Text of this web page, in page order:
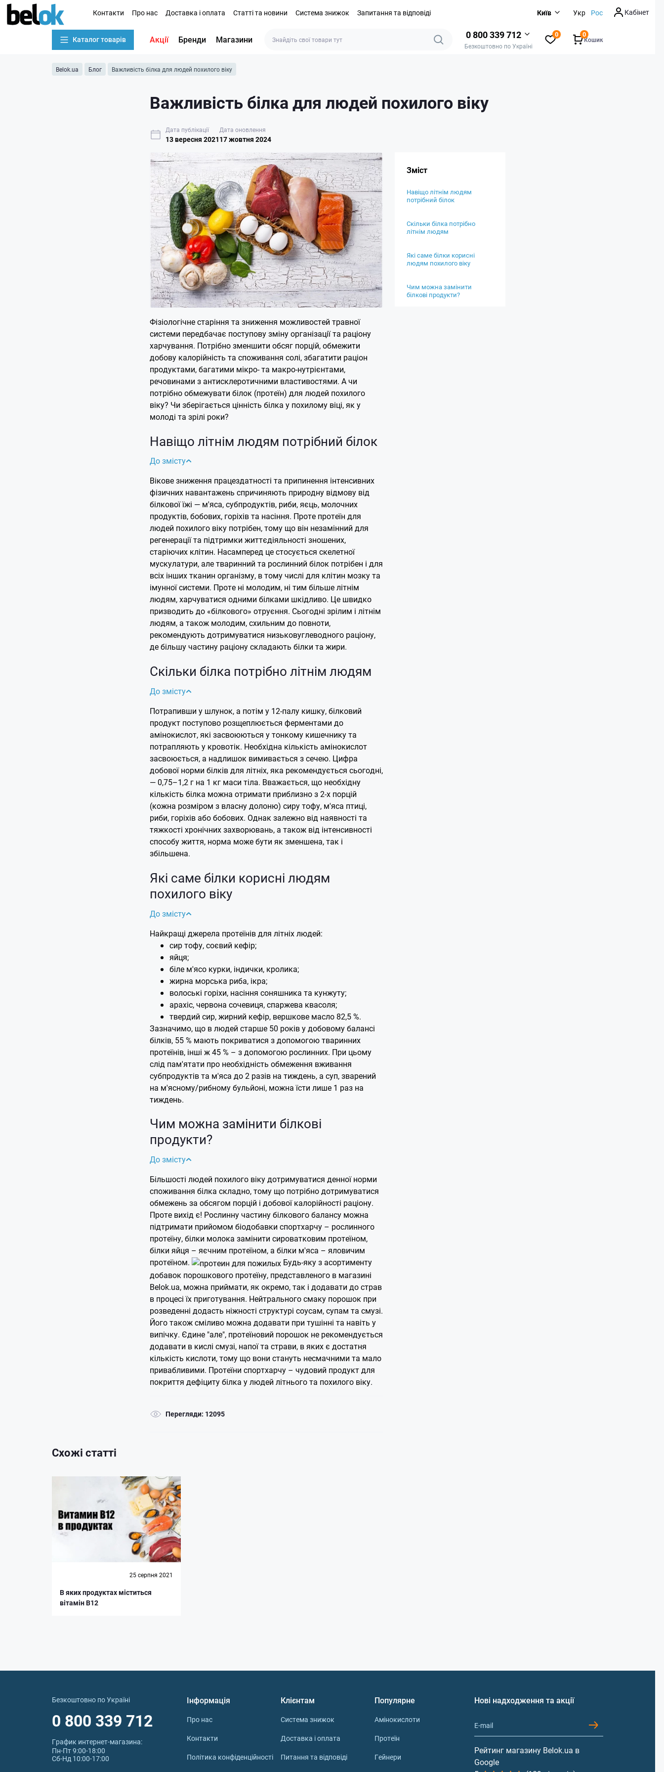
Контакти Про нас Доставка і оплата Статті та новини Система знижок Запитання та відповіді Київ Укр Рос Кабінет
Каталог товарів Акції Бренди Магазини 0 800 339 712
Безкоштовно по Україні
0
Кошик
0
Belok.ua Блог Важливість білка для людей похилого віку
Важливість білка для людей похилого віку
Дата публікації
13 вересня 2021
Дата оновлення
17 жовтня 2024
Фізіологічне старіння та зниження можливостей травної
системи передбачає поступову зміну організації та раціону
харчування. Потрібно зменшити обсяг порцій, обмежити
добову калорійність та споживання солі, збагатити раціон
продуктами, багатими мікро- та макро-нутрієнтами,
речовинами з антисклеротичними властивостями. А чи
потрібно обмежувати білок (протеїн) для людей похилого
віку? Чи зберігається цінність білка у похилому віці, як у
молоді та зрілі роки?
Навіщо літнім людям потрібний білок
До змісту
Вікове зниження працездатності та припинення інтенсивних
фізичних навантажень спричиняють природну відмову від
білкової їжі — м'яса, субпродуктів, риби, яєць, молочних
продуктів, бобових, горіхів та насіння. Проте протеїн для
людей похилого віку потрібен, тому що він незамінний для
регенерації та підтримки життєдіяльності зношених,
старіючих клітин. Насамперед це стосується скелетної
мускулатури, але тваринний та рослинний білок потрібен і для
всіх інших тканин організму, в тому числі для клітин мозку та
імунної системи. Проте ні молодим, ні тим більше літнім
людям, харчуватися одними білками шкідливо. Це швидко
призводить до «білкового» отруєння. Сьогодні зрілим і літнім
людям, а також молодим, схильним до повноти,
рекомендують дотримуватися низьковуглеводного раціону,
де більшу частину раціону складають білки та жири.
Скільки білка потрібно літнім людям
До змісту
Потрапивши у шлунок, а потім у 12-палу кишку, білковий
продукт поступово розщеплюється ферментами до
амінокислот, які засвоюються у тонкому кишечнику та
потрапляють у кровотік. Необхідна кількість амінокислот
засвоюється, а надлишок вимивається з сечею. Цифра
добової норми білків для літніх, яка рекомендується сьогодні,
— 0,75–1,2 г на 1 кг маси тіла. Вважається, що необхідну
кількість білка можна отримати приблизно з 2-х порцій
(кожна розміром з власну долоню) сиру тофу, м'яса птиці,
риби, горіхів або бобових. Однак залежно від наявності та
тяжкості хронічних захворювань, а також від інтенсивності
способу життя, норма може бути як зменшена, так і
збільшена.
Які саме білки корисні людям
похилого віку
До змісту
Найкращі джерела протеїнів для літніх людей:
сир тофу, соєвий кефір;
яйця;
біле м'ясо курки, індички, кролика;
жирна морська риба, ікра;
волоські горіхи, насіння соняшника та кунжуту;
арахіс, червона сочевиця, спаржева квасоля;
твердий сир, жирний кефір, вершкове масло 82,5 %.
Зазначимо, що в людей старше 50 років у добовому балансі
білків, 55 % мають покриватися з допомогою тваринних
протеїнів, інші ж 45 % – з допомогою рослинних. При цьому
слід пам'ятати про необхідність обмеження вживання
субпродуктів та м'яса до 2 разів на тиждень, а суп, зварений
на м'ясному/рибному бульйоні, можна їсти лише 1 раз на
тиждень.
Чим можна замінити білкові
продукти?
До змісту
Більшості людей похилого віку дотримуватися денної норми
споживання білка складно, тому що потрібно дотримуватися
обмежень за обсягом порцій і добової калорійності раціону.
Проте вихід є! Рослинну частину білкового балансу можна
підтримати прийомом біодобавки спортхарчу – рослинного
протеїну, білки молока замінити сироватковим протеїном,
білки яйця – яєчним протеїном, а білки м'яса – яловичим
протеїном.
Будь-яку з асортименту
добавок порошкового протеїну, представленого в магазині
Belok.ua, можна приймати, як окремо, так і додавати до страв
в процесі їх приготування. Нейтрального смаку порошок при
розведенні додасть ніжності структурі соусам, супам та смузі.
Його також сміливо можна додавати при тушінні та навіть у
випічку. Єдине "але", протеїновий порошок не рекомендується
додавати в кислі смузі, напої та страви, в яких є достатня
кількість кислоти, тому що вони стануть несмачними та мало
привабливими. Протеїни спортхарчу – чудовий продукт для
покриття дефіциту білка у людей літнього та похилого віку.
Перегляди: 12095
Зміст
Навіщо літнім людям
потрібний білок
Скільки білка потрібно
літнім людям
Які саме білки корисні
людям похилого віку
Чим можна замінити
білкові продукти?
Схожі статті
25 серпня 2021
В яких продуктах міститься
вітамін B12
Безкоштовно по Україні
0 800 339 712
График интернет‑магазина:
Пн-Пт 9:00-18:00
Сб-Нд 10:00-17:00
Інформація
Про нас
Контакти
Політика конфіденційності
Клієнтам
Система знижок
Доставка і оплата
Питання та відповіді
Популярне
Амінокислоти
Протеїн
Гейнери
Нові надходження та акції
Рейтинг магазину Belok.ua в
Google